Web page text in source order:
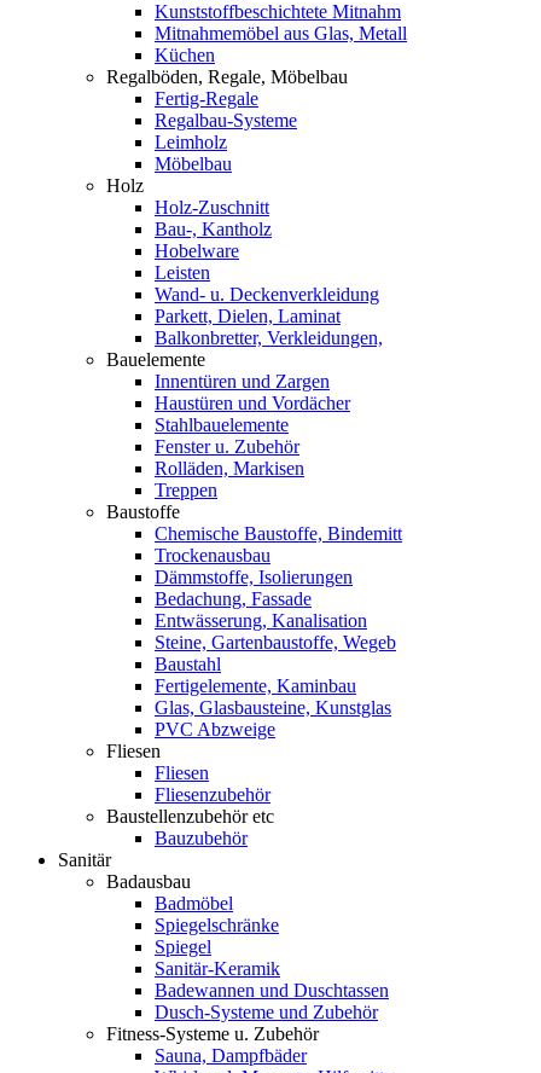
Kunststoffbeschichtete Mitnahm
Mitnahmemöbel aus Glas, Metall
Küchen
Regalböden, Regale, Möbelbau
Fertig-Regale
Regalbau-Systeme
Leimholz
Möbelbau
Holz
Holz-Zuschnitt
Bau-, Kantholz
Hobelware
Leisten
Wand- u. Deckenverkleidung
Parkett, Dielen, Laminat
Balkonbretter, Verkleidungen,
Bauelemente
Innentüren und Zargen
Haustüren und Vordächer
Stahlbauelemente
Fenster u. Zubehör
Rolläden, Markisen
Treppen
Baustoffe
Chemische Baustoffe, Bindemitt
Trockenausbau
Dämmstoffe, Isolierungen
Bedachung, Fassade
Entwässerung, Kanalisation
Steine, Gartenbaustoffe, Wegeb
Baustahl
Fertigelemente, Kaminbau
Glas, Glasbausteine, Kunstglas
PVC Abzweige
Fliesen
Fliesen
Fliesenzubehör
Baustellenzubehör etc
Bauzubehör
Sanitär
Badausbau
Badmöbel
Spiegelschränke
Spiegel
Sanitär-Keramik
Badewannen und Duschtassen
Dusch-Systeme und Zubehör
Fitness-Systeme u. Zubehör
Sauna, Dampfbäder